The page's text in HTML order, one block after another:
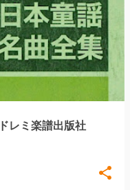
レミ楽譜出版社